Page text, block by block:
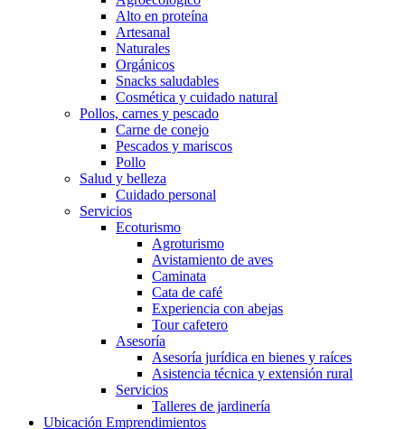
Alto en proteína
Artesanal
Naturales
Orgánicos
Snacks saludables
Cosmética y cuidado natural
Pollos, carnes y pescado
Carne de conejo
Pescados y mariscos
Pollo
Salud y belleza
Cuidado personal
Servicios
Ecoturismo
Agroturismo
Avistamiento de aves
Caminata
Cata de café
Experiencia con abejas
Tour cafetero
Asesoría
Asesoría jurídica en bienes y raíces
Asistencia técnica y extensión rural
Servicios
Talleres de jardinería
Ubicación Emprendimientos